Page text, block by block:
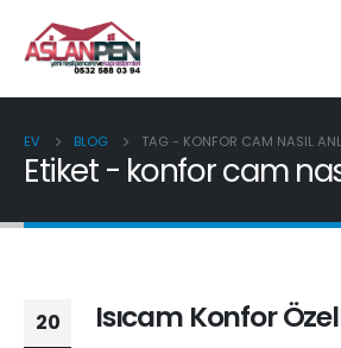
EV BLOG TAG - KONFOR CAM NASIL
Etiket - konfor cam
20 Isıcam Konfor